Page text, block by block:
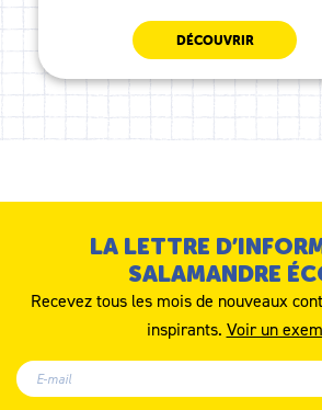
DÉCOUVRIR
LA LETTRE
SALAMANDRE
Recevez tous les mois de nouveaux
inspirants. Voir un